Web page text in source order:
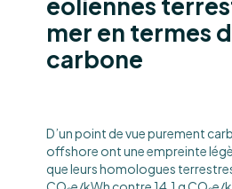
éoliennes
mer en termes
carbone
D’un point de vue purement
offshore ont une empreinte
que leurs homologues